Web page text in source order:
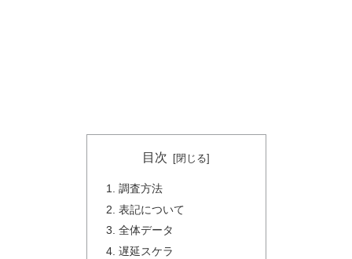
目次
調査方法
表記について
全体データ
遅延スケラ